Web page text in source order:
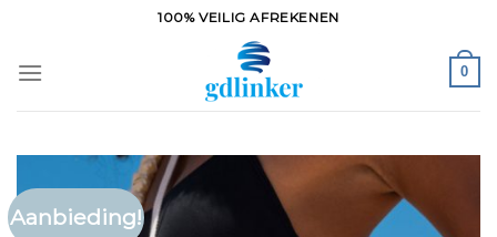
inhoud
100% VEILIG AFREKENEN
0
Aanbieding!